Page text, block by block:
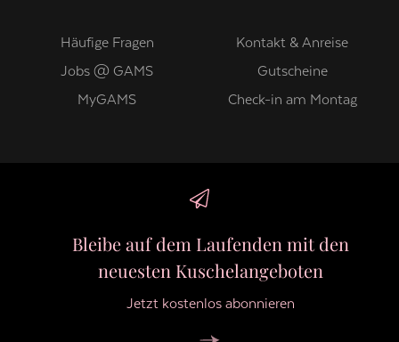
Häufige Fragen
Kontakt & Anreise
Jobs @ GAMS
Gutscheine
MyGAMS
Check-in am Montag
Bleibe auf dem Laufenden mit den
neuesten Kuschelangeboten
Jetzt kostenlos abonnieren